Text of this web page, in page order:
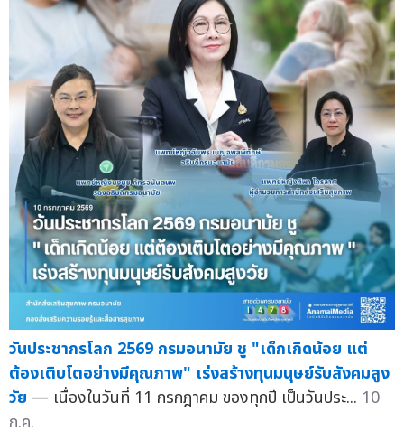
วันประชากรโลก 2569 กรมอนามัย ชู "เด็กเกิดน้อย แต่
ต้องเติบโตอย่างมีคุณภาพ" เร่งสร้างทุนมนุษย์รับสังคมสูง
วัย — เนื่องในวันที่ 11 กรกฎาคม ของทุกปี เป็นวันประ... 10
ก.ค.